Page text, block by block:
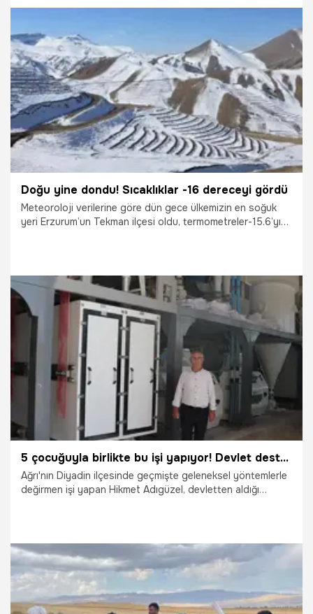
16.12.2025 Şampiy10
Doğu yine dondu! Sıcaklıklar -16 dereceyi gördü
Meteoroloji verilerine göre dün gece ülkemizin en soğuk
yeri Erzurum’un Tekman ilçesi oldu, termometreler-15.6’yı
Gündem
5 çocuğuyla birlikte bu işi yapıyor! Devlet desteğiyle işini büyütüp fabrika kurdu
Ağrı'nın Diyadin ilçesinde geçmişte geleneksel yöntemlerle
değirmen işi yapan Hikmet Adıgüzel, devletten aldığı
31.08.2025 Gündem